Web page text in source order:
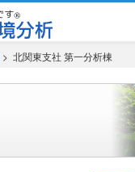
> 北関東支社 第一分析棟